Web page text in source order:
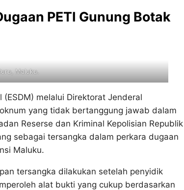
PETI Gunung Botak
Maluku.
melalui Direktorat Jenderal
yang tidak bertanggung jawab dalam
Reserse dan Kriminal Kepolisian Republik
sebagai tersangka dalam perkara dugaan
Maluku.
tersangka dilakukan setelah penyidik
alat bukti yang cukup berdasarkan